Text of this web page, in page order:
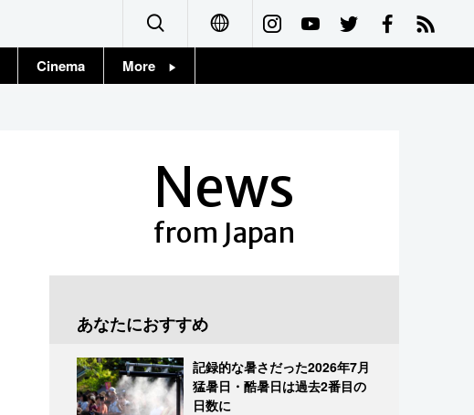
Français
Cinema More
News
from Japan
あなたにおすすめ
記録的な暑さだった2026年7月
猛暑日・酷暑日は過去2番目の
日数に